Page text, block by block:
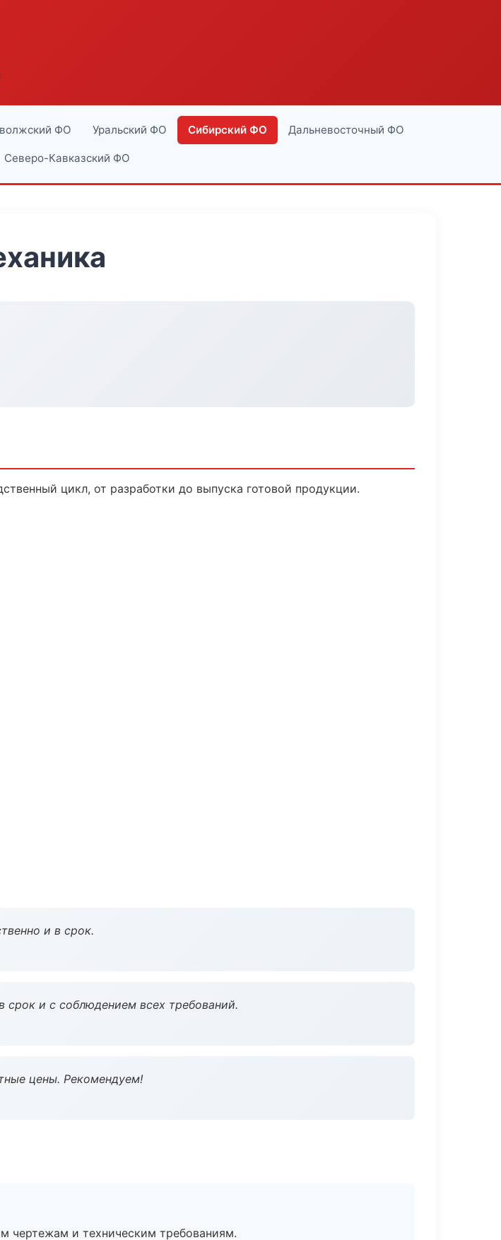
ФО Уральский ФО Сибирский ФО Дальневосточный ФО
Северо-Кавказский ФО
цикл, от разработки до выпуска готовой продукции.
и в срок.
срок и с соблюдением всех требований.
цены. Рекомендуем!
чертежам и техническим требованиям.